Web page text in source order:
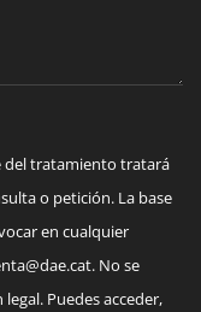
del tratamiento tratará
o petición. La base
en cualquier
. No se
Puedes acceder,